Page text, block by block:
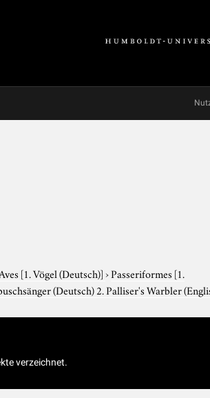
Aves [1. Vögel (Deutsch)]›Passeriformes [1.
(Deutsch) 2. Palliser's Warbler
verzeichnet.